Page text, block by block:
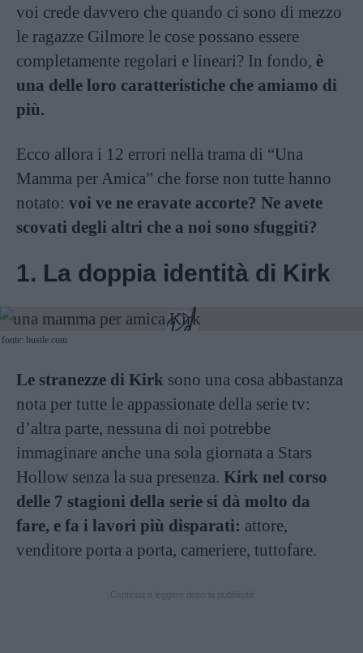
voi crede davvero che quando ci sono di mezzo
le ragazze Gilmore le cose possano essere
completamente regolari e lineari? In fondo, è
una delle loro caratteristiche che amiamo di
più.
Ecco allora i 12 errori nella trama di “Una
Mamma per Amica” che forse non tutte hanno
notato: voi ve ne eravate accorte? Ne avete
scovati degli altri che a noi sono sfuggiti?
1. La doppia identità di Kirk
fonte: bustle.com
Le stranezze di Kirk sono una cosa abbastanza
nota per tutte le appassionate della serie tv:
d’altra parte, nessuna di noi potrebbe
immaginare anche una sola giornata a Stars
Hollow senza la sua presenza. Kirk nel corso
delle 7 stagioni della serie si dà molto da
fare, e fa i lavori più disparati: attore,
venditore porta a porta, cameriere, tuttofare.